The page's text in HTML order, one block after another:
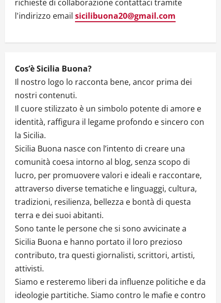
i
n
richieste di collaborazione contattaci tramite
l'indirizzo email sicilibuona20@gmail.com
Cos’è Sicilia Buona?
Il nostro logo lo racconta bene, ancor prima dei
nostri contenuti.
Il cuore stilizzato è un simbolo potente di amore e
identità, raffigura il legame profondo e sincero con
la Sicilia.
Sicilia Buona nasce con l’intento di creare una
comunità coesa intorno al blog, senza scopo di
lucro, per promuovere valori e ideali e raccontare,
attraverso diverse tematiche e linguaggi, cultura,
tradizioni, resilienza, bellezza e bontà di questa
terra e dei suoi abitanti.
Sono tante le persone che si sono avvicinate a
Sicilia Buona e hanno portato il loro prezioso
contributo, tra questi giornalisti, scrittori, artisti,
attivisti.
Siamo e resteremo liberi da influenze politiche e da
ideologie partitiche. Siamo contro le mafie e contro